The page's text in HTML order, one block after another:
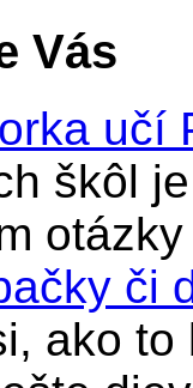
Vás
učí
škôl
či
ako